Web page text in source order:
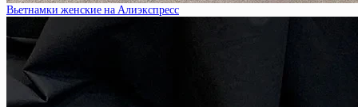
Вьетнамки женские на Алиэкспресс